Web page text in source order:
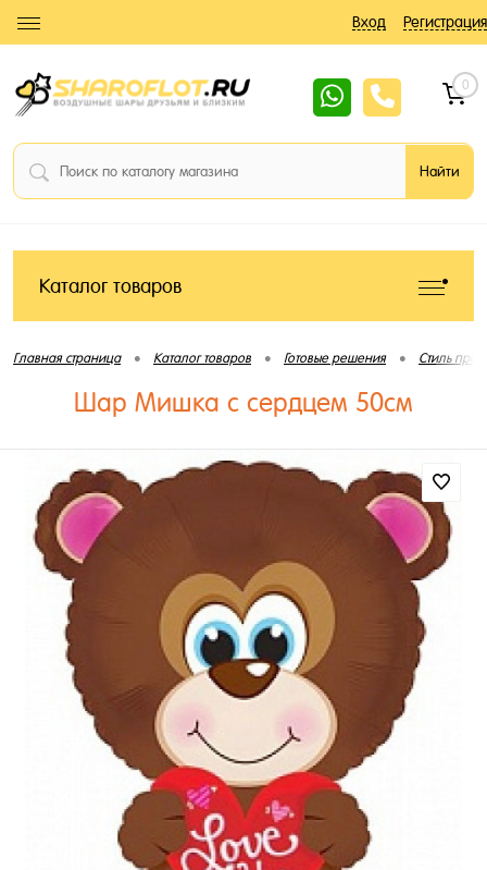
Вход Регистрация
0
Каталог товаров
Главная страница • Каталог товаров • Готовые решения • Стиль
Шар Мишка с сердцем 50см